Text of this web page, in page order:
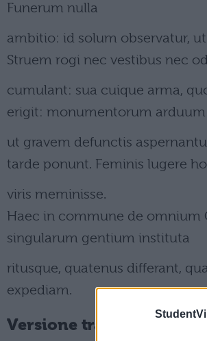
Funerum nulla
ambitio: id solum observatur,
Struem rogi nec vestibus nec
cumulant: sua cuique arma,
erigit: monumentorum
ut gravem defunctis
tarde ponunt. Feminis lugere
viris meminisse.
Haec in commune de omnium
singularum gentium instituta
ritusque, quatenus differant,
expediam.
Versione tradotta